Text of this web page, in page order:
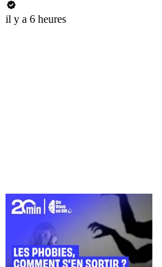
il y a 6 heures